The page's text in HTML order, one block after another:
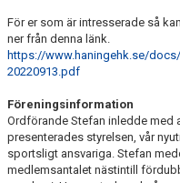
För er som är intresserade så
ner från denna länk.
https://www.haningehk.se/
20220913.pdf
Föreningsinformation
Ordförande Stefan inledde med
presenterades styrelsen, vår
sportsligt ansvariga. Stefan
medlemsantalet nästintill